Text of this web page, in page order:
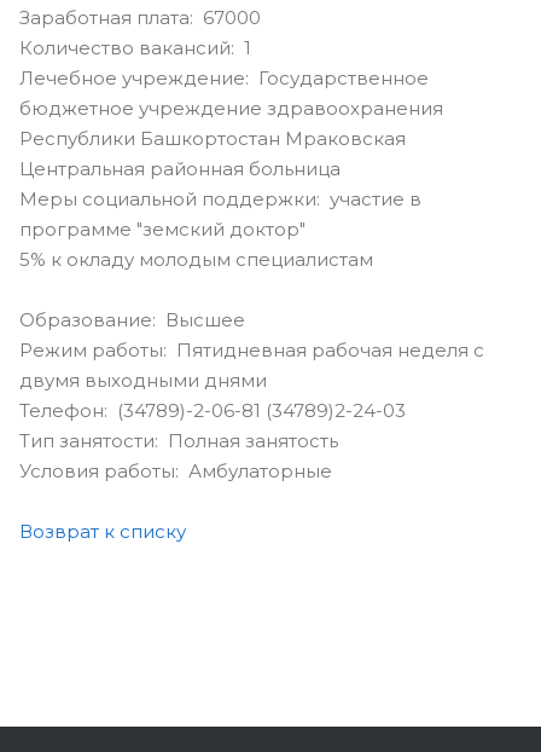
Заработная плата: 67000
Количество вакансий: 1
Лечебное учреждение: Государственное
бюджетное учреждение здравоохранения
Республики Башкортостан Мраковская
Центральная районная больница
Меры социальной поддержки: участие в
программе "земский доктор"
5% к окладу молодым специалистам
Образование: Высшее
Режим работы: Пятидневная рабочая неделя с
двумя выходными днями
Телефон: (34789)-2-06-81 (34789)2-24-03
Тип занятости: Полная занятость
Условия работы: Амбулаторные
Возврат к списку